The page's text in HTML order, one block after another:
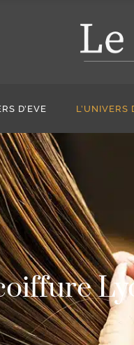
D’EVE L’UNIVERS